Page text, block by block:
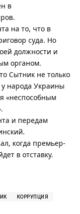
в
на то, что в
суда. Но
должности и
органом.
Сытник не только
народа Украины
«неспособным
и передам
когда премьер-
в отставку.
КОРРУПЦИЯ